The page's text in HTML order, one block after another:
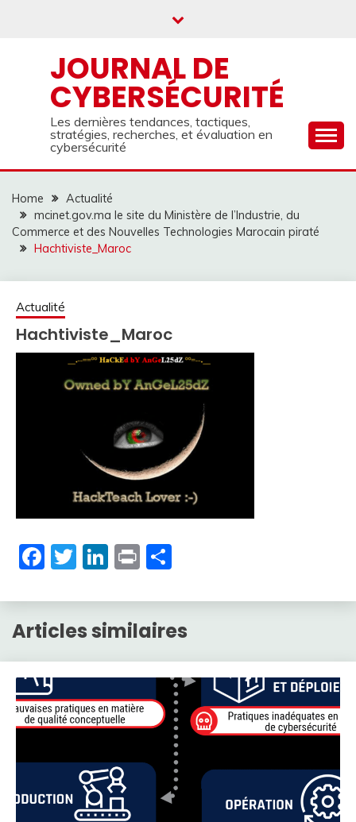
JOURNAL DE
CYBERSÉCURITÉ
Les dernières tendances, tactiques,
stratégies, recherches, et évaluation en
cybersécurité
Home
Actualité
mcinet.gov.ma le site du Ministère de l’Industrie, du
Commerce et des Nouvelles Technologies Marocain piraté
Hachtiviste_Maroc
Actualité
Hachtiviste_Maroc
Facebook
Twitter
LinkedIn
Print
Articles similaires